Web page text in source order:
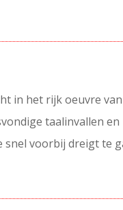
in het rijk oeuvre
taalinvallen
voorbij dreigt te